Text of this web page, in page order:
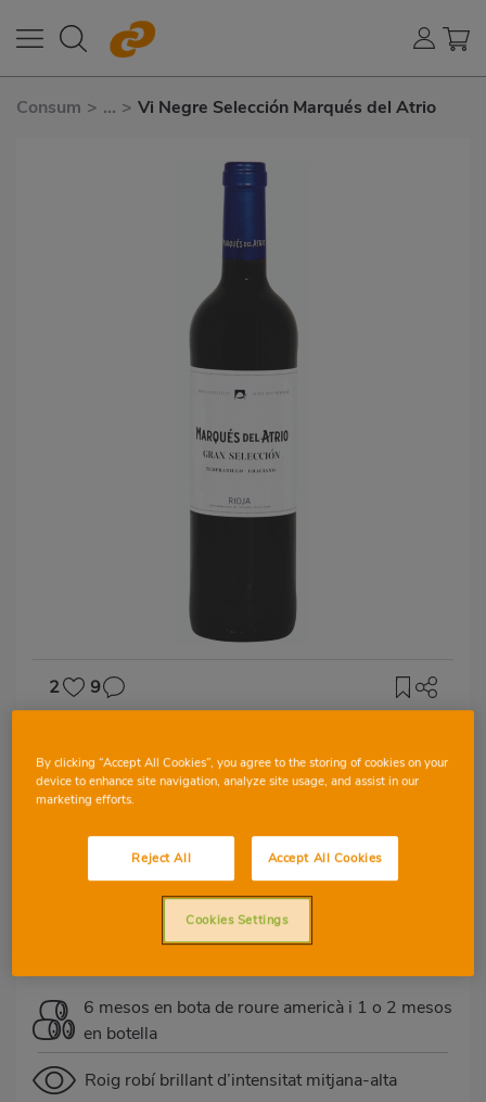
Consum > ... > Vi Negre Selección Marqués del Atrio
2 9
Vi negre Selección
Marqués del Atrio
MORASTELL
6 mesos en bota de roure americà i 1 o 2 mesos
en botella
Roig robí brillant d’intensitat mitjana-alta
By clicking “Accept All Cookies”, you agree to the storing of cookies on your
device to enhance site navigation, analyze site usage, and assist in our
marketing efforts.
Reject All Accept All Cookies
Cookies Settings